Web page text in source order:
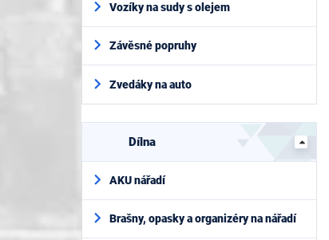
Vozíky na sudy s olejem
Závěsné popruhy
Zvedáky na auto
Dílna
AKU nářadí
Brašny, opasky a organizéry na nářadí